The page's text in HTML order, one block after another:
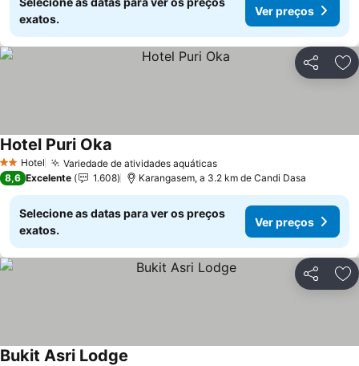
exatos.
Ver preços
Partilhar
2 Estrelas
Hotel Variedade de atividades aquáticas
Hotel Puri Oka
8,6 Excelente 1.608 Karangasem, a 3.2 km de Candi Dasa
Selecione as datas para ver os preços
exatos.
Ver preços
Partilhar
Bukit Asri Lodge